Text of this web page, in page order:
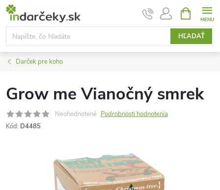
Prejsť
obsah
HĽADAŤ
KOŠÍK
Darček pre koho
Grow me Vianočný smrek
Neohodnotené Podrobnosti hodnotenia
Kód: D4485